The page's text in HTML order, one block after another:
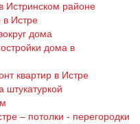
Истринском районе
в Истре
дома
дома в
квартир в Истре
штукатуркой
– потолки - перегородки